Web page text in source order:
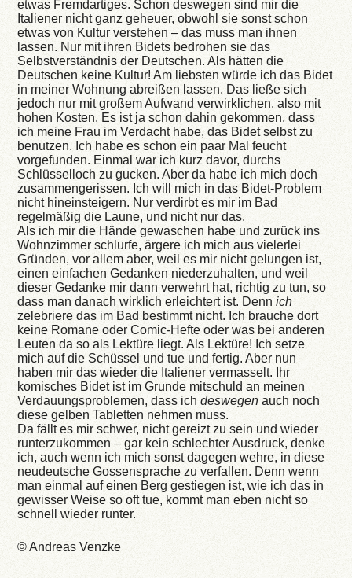
etwas Fremdartiges. Schon deswegen sind mir die
Italiener nicht ganz geheuer, obwohl sie sonst schon
etwas von Kultur verstehen – das muss man ihnen
lassen. Nur mit ihren Bidets bedrohen sie das
Selbstverständnis der Deutschen. Als hätten die
Deutschen keine Kultur! Am liebsten würde ich das Bidet
in meiner Wohnung abreißen lassen. Das ließe sich
jedoch nur mit großem Aufwand verwirklichen, also mit
hohen Kosten. Es ist ja schon dahin gekommen, dass
ich meine Frau im Verdacht habe, das Bidet selbst zu
benutzen. Ich habe es schon ein paar Mal feucht
vorgefunden. Einmal war ich kurz davor, durchs
Schlüsselloch zu gucken. Aber da habe ich mich doch
zusammengerissen. Ich will mich in das Bidet-Problem
nicht hineinsteigern. Nur verdirbt es mir im Bad
regelmäßig die Laune, und nicht nur das.
Als ich mir die Hände gewaschen habe und zurück ins
Wohnzimmer schlurfe, ärgere ich mich aus vielerlei
Gründen, vor allem aber, weil es mir nicht gelungen ist,
einen einfachen Gedanken niederzuhalten, und weil
dieser Gedanke mir dann verwehrt hat, richtig zu tun, so
dass man danach wirklich erleichtert ist. Dennich
zelebriere das im Bad bestimmt nicht. Ich brauche dort
keine Romane oder Comic-Hefte oder was bei anderen
Leuten da so als Lektüre liegt. Als Lektüre! Ich setze
mich auf die Schüssel und tue und fertig. Aber nun
haben mir das wieder die Italiener vermasselt. Ihr
komisches Bidet ist im Grunde mitschuld an meinen
Verdauungsproblemen, dass ichdeswegen auch noch
diese gelben Tabletten nehmen muss.
Da fällt es mir schwer, nicht gereizt zu sein und wieder
runterzukommen – gar kein schlechter Ausdruck, denke
ich, auch wenn ich mich sonst dagegen wehre, in diese
neudeutsche Gossensprache zu verfallen. Denn wenn
man einmal auf einen Berg gestiegen ist, wie ich das in
gewisser Weise so oft tue, kommt man eben nicht so
schnell wieder runter.
© Andreas Venzke